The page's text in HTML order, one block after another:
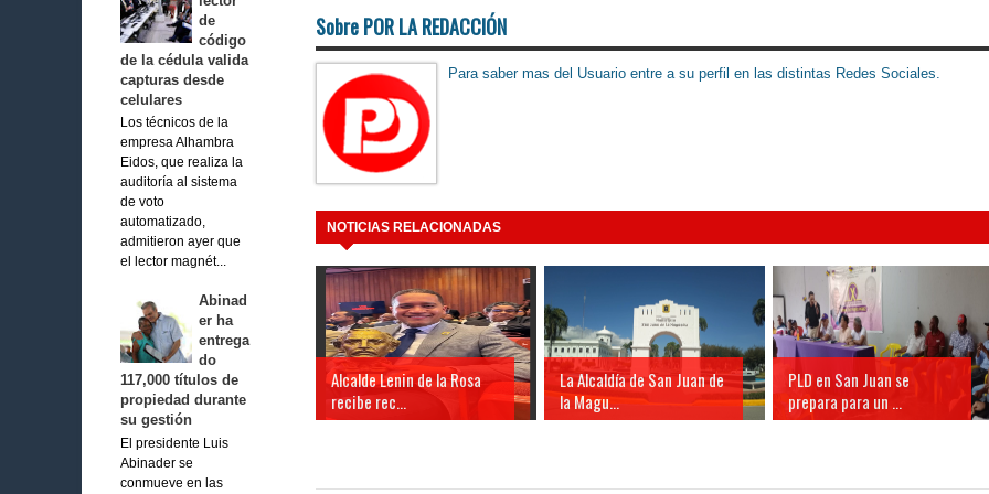
de
código
de la cédula valida
capturas desde
celulares
Los técnicos de la
empresa Alhambra
Eidos, que realiza la
auditoría al sistema
de voto
automatizado,
admitieron ayer que
el lector magnét...
Abinad
er ha
entrega
do
117,000 títulos de
propiedad durante
su gestión
El presidente Luis
Abinader se
conmueve en las
Sobre POR LA REDACCIÓN
Para saber mas del Usuario entre a su perfil en las distintas Redes Sociales.
NOTICIAS RELACIONADAS
Alcalde Lenin de la Rosa
recibe rec...
La Alcaldía de San Juan de
la Magu...
PLD en San Juan se
prepara para un ...